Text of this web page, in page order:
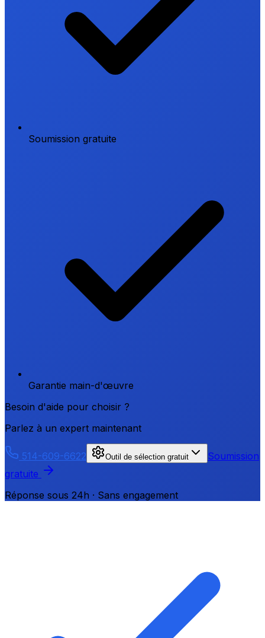
Soumission gratuite
Garantie main-d'œuvre
Besoin d'aide pour choisir ?
Parlez à un expert maintenant
514-609-6622 Outil de sélection gratuit
Soumission
gratuite
Réponse sous 24h · Sans engagement